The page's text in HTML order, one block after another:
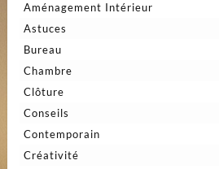
Aménagement Intérieur
Astuces
Bureau
Chambre
Clôture
Conseils
Contemporain
Créativité